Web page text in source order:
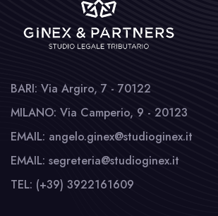
BARI: Via Argiro, 7 - 70122
MILANO: Via Camperio, 9 - 20123
EMAIL: angelo.ginex@studioginex.it
EMAIL: segreteria@studioginex.it
TEL: (+39) 3922161609